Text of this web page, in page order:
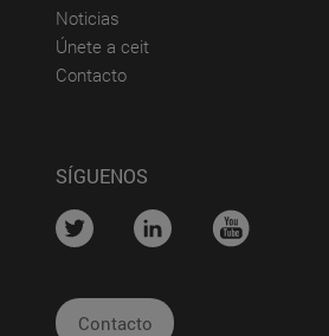
Noticias
Únete a ceit(abre en nueva ventana)
Contacto(abre en nueva ventana)
SÍGUENOS
.... .... ....
Contacto